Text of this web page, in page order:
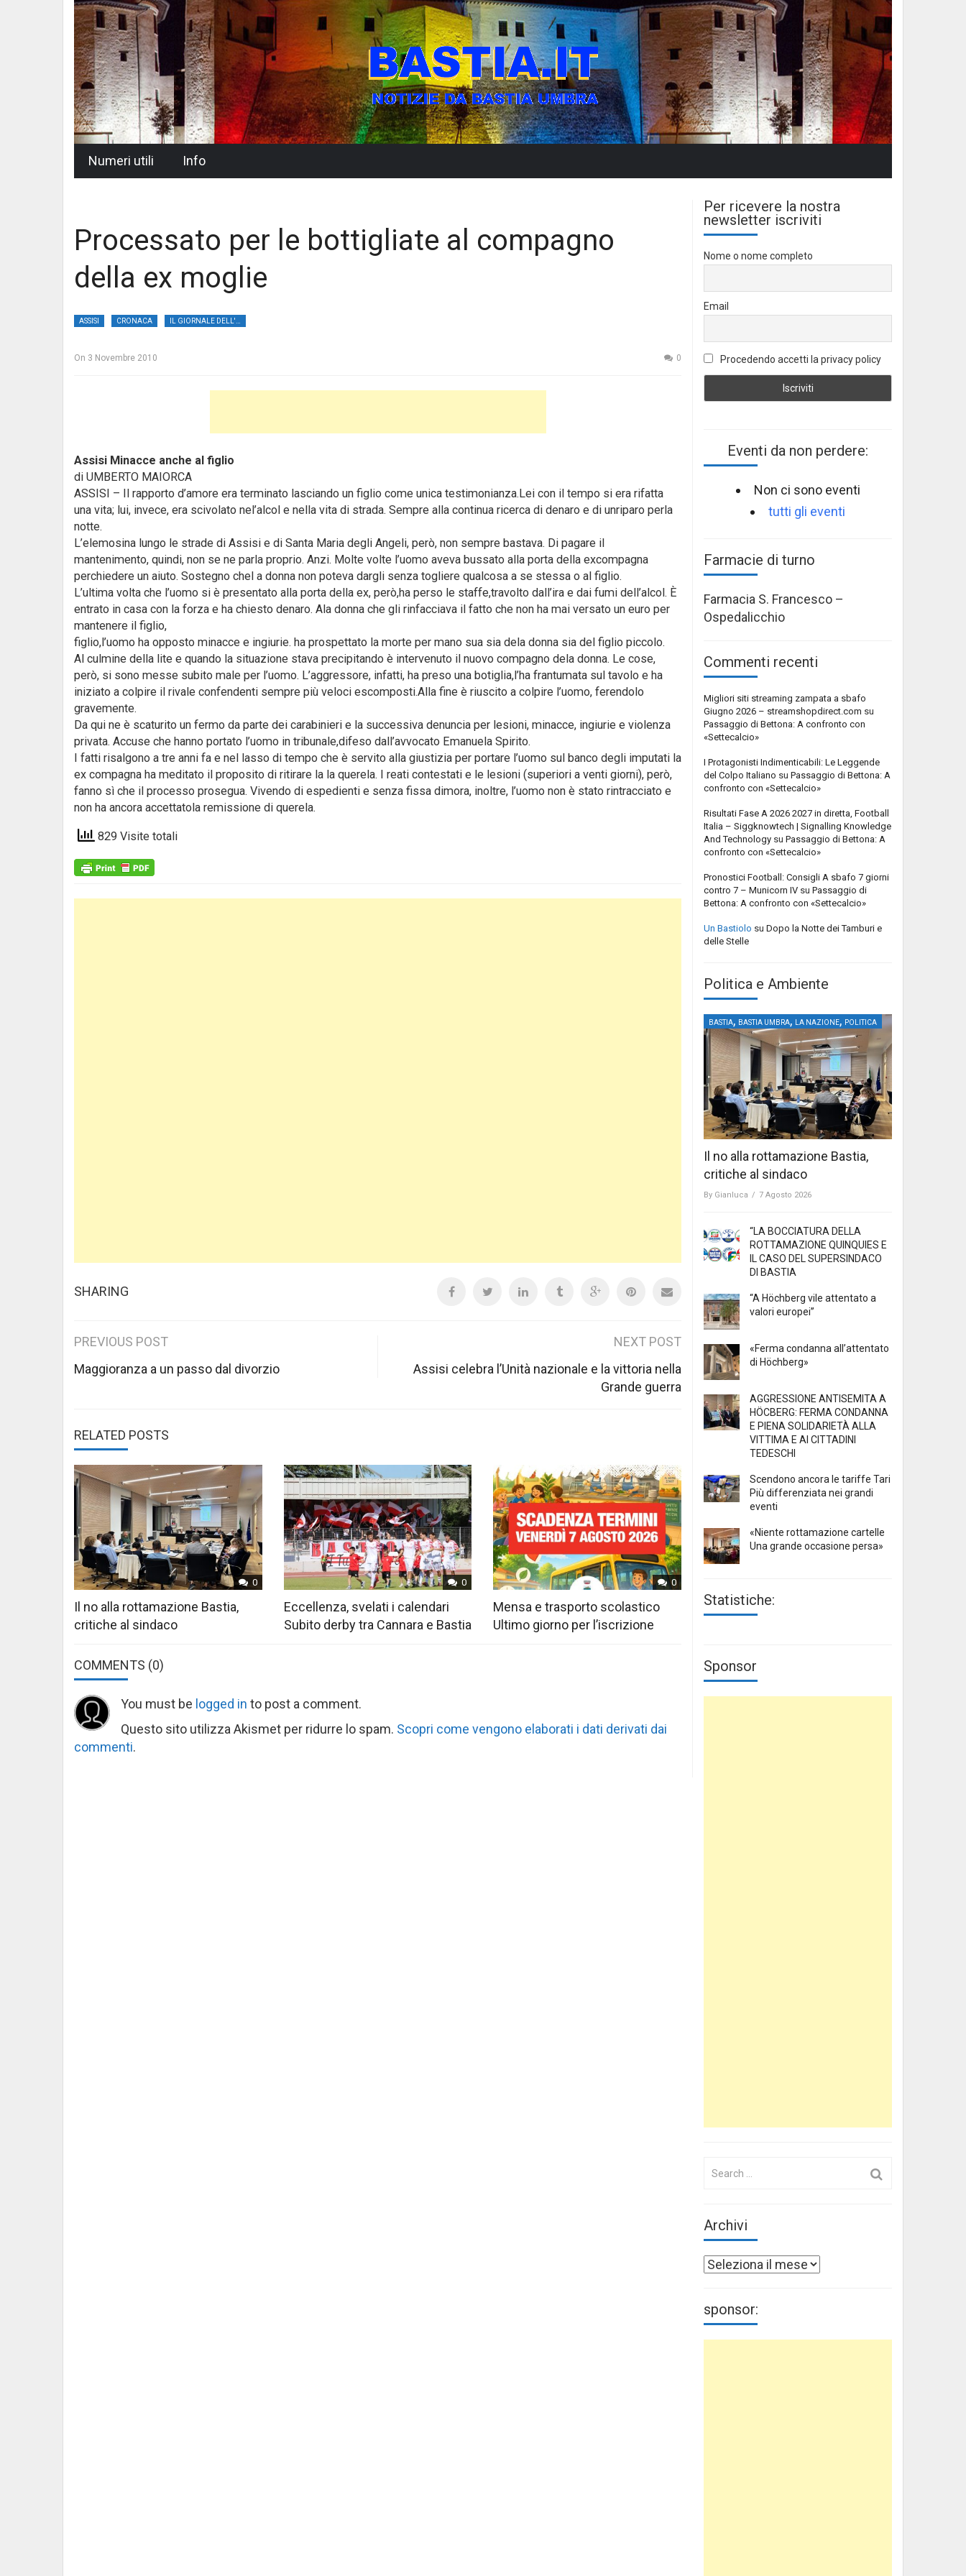
Numeri utili Info
Processato per le bottigliate al compagno
della ex moglie
ASSISI CRONACA
On 3 Novembre 2010 0
Assisi Minacce anche al figlio
di UMBERTO MAIORCA
ASSISI – Il rapporto d’amore era terminato lasciando un figlio come unica testimonianza.Lei con il tempo si era rifatta
una vita; lui, invece, era scivolato nel’alcol e nella vita di strada. Sempre alla continua ricerca di denaro e di unriparo perla
notte.
L’elemosina lungo le strade di Assisi e di Santa Maria degli Angeli, però, non sempre bastava. Di pagare il
mantenimento, quindi, non se ne parla proprio. Anzi. Molte volte l’uomo aveva bussato alla porta della excompagna
perchiedere un aiuto. Sostegno chel a donna non poteva dargli senza togliere qualcosa a se stessa o al figlio.
L’ultima volta che l’uomo si è presentato alla porta della ex, però,ha perso le staffe,travolto dall’ira e dai fumi dell’alcol. È
entrato in casa con la forza e ha chiesto denaro. Ala donna che gli rinfacciava il fatto che non ha mai versato un euro per
mantenere il figlio,
figlio,l’uomo ha opposto minacce e ingiurie. ha prospettato la morte per mano sua sia dela donna sia del figlio piccolo.
Al culmine della lite e quando la situazione stava precipitando è intervenuto il nuovo compagno dela donna. Le cose,
però, si sono messe subito male per l’uomo. L’aggressore, infatti, ha preso una botiglia,l’ha frantumata sul tavolo e ha
iniziato a colpire il rivale confendenti sempre più veloci escomposti.Alla fine è riuscito a colpire l’uomo, ferendolo
gravemente.
Da qui ne è scaturito un fermo da parte dei carabinieri e la successiva denuncia per lesioni, minacce, ingiurie e violenza
privata. Accuse che hanno portato l’uomo in tribunale,difeso dall’avvocato Emanuela Spirito.
I fatti risalgono a tre anni fa e nel lasso di tempo che è servito alla giustizia per portare l’uomo sul banco degli imputati la
ex compagna ha meditato il proposito di ritirare la la querela. I reati contestati e le lesioni (superiori a venti giorni), però,
fanno sì che il processo prosegua. Vivendo di espedienti e senza fissa dimora, inoltre, l’uomo non è stato rintracciato e
non ha ancora accettatola remissione di querela.
829 Visite totali
SHARING
Post
navigation
PREVIOUS POST
Maggioranza a un passo dal divorzio
NEXT POST
Assisi celebra l’Unità nazionale e la vittoria nella
Grande guerra
RELATED POSTS
0
Il no alla rottamazione Bastia,
critiche al sindaco
0
Eccellenza, svelati i calendari
Subito derby tra Cannara e Bastia
0
Mensa e trasporto scolastico
Ultimo giorno per l’iscrizione
COMMENTS (0)
You must be logged in to post a comment.
Questo sito utilizza Akismet per ridurre lo spam. Scopri come vengono elaborati i dati derivati dai
commenti.
Per ricevere la nostra
newsletter iscriviti
Nome o nome completo
Email
Procedendo accetti la privacy policy
Eventi da non perdere:
Non ci sono eventi
tutti gli eventi
Farmacie di turno
Farmacia S. Francesco –
Ospedalicchio
Commenti recenti
Migliori siti streaming zampata a sbafo
Giugno 2026 – streamshopdirect.com su
Passaggio di Bettona: A confronto con
«Settecalcio»
I Protagonisti Indimenticabili: Le Leggende
del Colpo Italiano su Passaggio di Bettona: A
confronto con «Settecalcio»
Risultati Fase A 2026 2027 in diretta, Football
Italia – Siggknowtech | Signalling Knowledge
And Technology su Passaggio di Bettona: A
confronto con «Settecalcio»
Pronostici Football: Consigli A sbafo 7 giorni
contro 7 – Municorn IV su Passaggio di
Bettona: A confronto con «Settecalcio»
Un Bastiolo su Dopo la Notte dei Tamburi e
delle Stelle
Politica e Ambiente
BASTIA, BASTIA UMBRA, LA NAZIONE, POLITICA
Il no alla rottamazione Bastia,
critiche al sindaco
By Gianluca / 7 Agosto 2026
“LA BOCCIATURA DELLA
ROTTAMAZIONE QUINQUIES E
IL CASO DEL SUPERSINDACO
DI BASTIA
“A Höchberg vile attentato a
valori europei”
«Ferma condanna all’attentato
di Höchberg»
AGGRESSIONE ANTISEMITA A
HÖCBERG: FERMA CONDANNA
E PIENA SOLIDARIETÀ ALLA
VITTIMA E AI CITTADINI
TEDESCHI
Scendono ancora le tariffe Tari
Più differenziata nei grandi
eventi
«Niente rottamazione cartelle
Una grande occasione persa»
Statistiche:
Sponsor
Archivi
Archivi
sponsor: